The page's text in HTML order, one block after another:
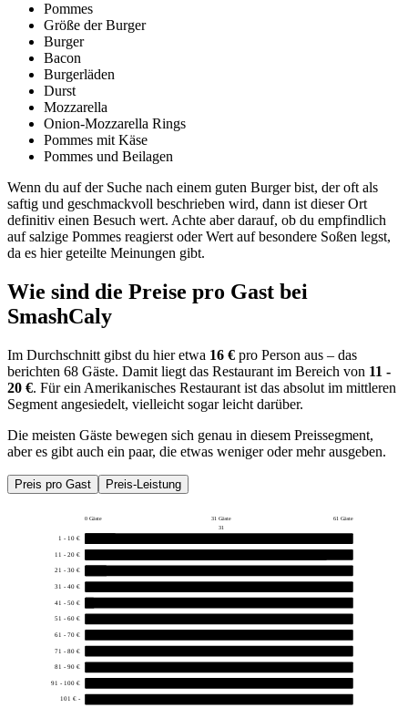
Pommes
Größe der Burger
Burger
Bacon
Burgerläden
Durst
Mozzarella
Onion-Mozzarella Rings
Pommes mit Käse
Pommes und Beilagen
Wenn du auf der Suche nach einem guten Burger bist, der oft als
saftig und geschmackvoll beschrieben wird, dann ist dieser Ort
definitiv einen Besuch wert. Achte aber darauf, ob du empfindlich
auf salzige Pommes reagierst oder Wert auf besondere Soßen legst,
da es hier geteilte Meinungen gibt.
Wie sind die Preise pro Gast bei
SmashCaly
Im Durchschnitt gibst du hier etwa 16 € pro Person aus – das
berichten 68 Gäste. Damit liegt das Restaurant im Bereich von 11 -
20 €. Für ein Amerikanisches Restaurant ist das absolut im mittleren
Segment angesiedelt, vielleicht sogar leicht darüber.
Die meisten Gäste bewegen sich genau in diesem Preissegment,
aber es gibt auch ein paar, die etwas weniger oder mehr ausgeben.
Preis pro Gast Preis-Leistung
0 Gäste 31 Gäste
61 Gäste
31
1 - 10 €
11 - 20 €
21 - 30 €
31 - 40 €
41 - 50 €
51 - 60 €
61 - 70 €
71 - 80 €
81 - 90 €
91 - 100 €
101 € -